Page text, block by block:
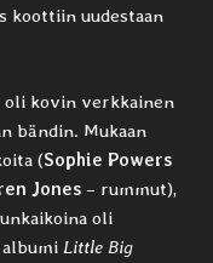
koottiin uudestaan
oli kovin verkkainen
bändin. Mukaan
(Sophie Powers
Jones – rummut),
oli
Little Big